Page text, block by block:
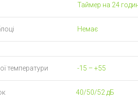
Таймер на 24
Немає
температури -15 – +55
40/50/52 дБ